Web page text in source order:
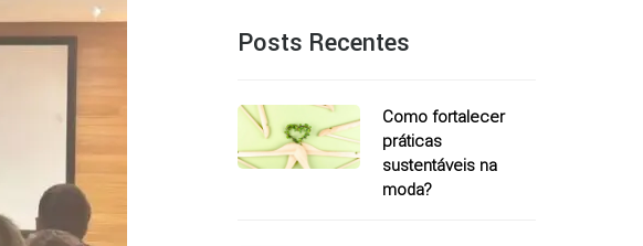
Posts Recentes
Como fortalecer
práticas
sustentáveis na
moda?